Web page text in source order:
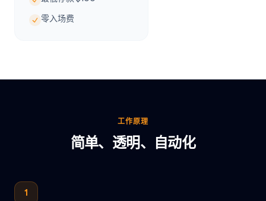
零入场费
工作原理
简单、透明、自动化
1